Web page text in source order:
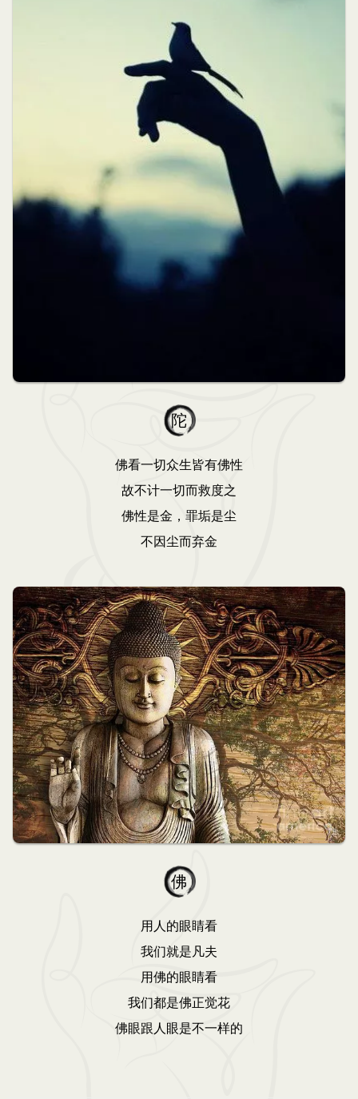
陀
佛看一切众生皆有佛性
故不计一切而救度之
佛性是金，罪垢是尘
不因尘而弃金
佛
用人的眼睛看
我们就是凡夫
用佛的眼睛看
我们都是佛正觉花
佛眼跟人眼是不一样的